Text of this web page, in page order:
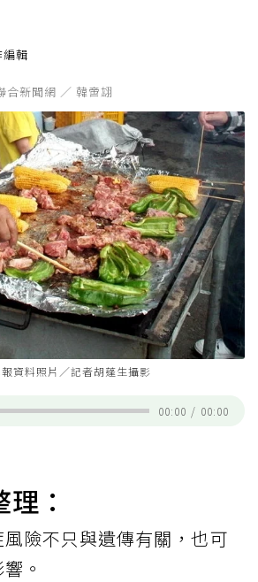
輯
合新聞網 ／ 韓啻翃
資料照片／記者胡蓬生攝影
00:00 / 00:00
：
風險不只與遺傳有關，也可
。